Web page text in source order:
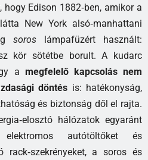
hogy Edison 1882‑ben, amikor a
New York alsó‑manhattani
soros lámpafüzért használt:
kör sötétbe borult. A kudarc
a megfelelő kapcsolás nem
döntés is: hatékonyság,
és biztonság dől el rajta.
hálózatok egyaránt
elektromos autótöltőket és
a soros és